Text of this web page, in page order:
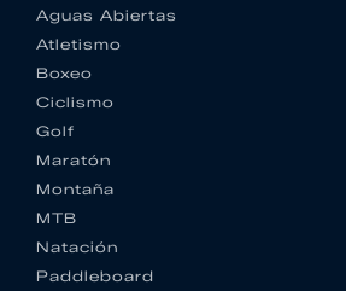
Aguas Abiertas
Atletismo
Boxeo
Ciclismo
Golf
Maratón
Montaña
MTB
Natación
Paddleboard